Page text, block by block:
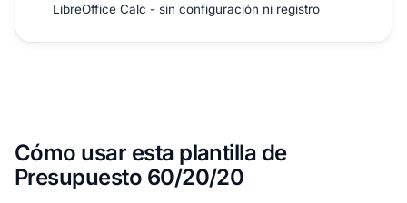
LibreOffice Calc - sin configuración ni registro
Cómo usar esta plantilla de
Presupuesto 60/20/20